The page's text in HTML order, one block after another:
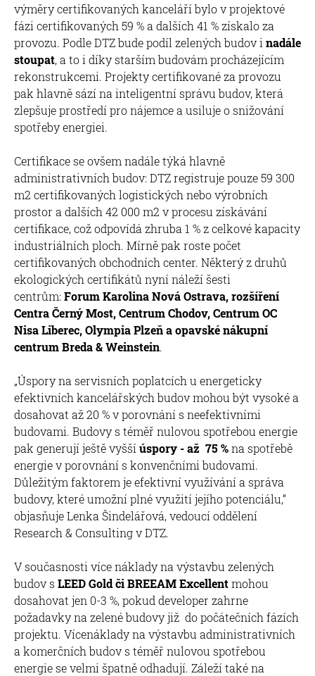
výměry certifikovaných kanceláří bylo v projektové
fázi certifikovaných 59 % a dalších 41 % získalo za
provozu. Podle DTZ bude podíl zelených budov i nadále
stoupat, a to i díky starším budovám procházejícím
rekonstrukcemi. Projekty certifikované za provozu
pak hlavně sází na inteligentní správu budov, která
zlepšuje prostředí pro nájemce a usiluje o snižování
spotřeby energiei.
Certifikace se ovšem nadále týká hlavně
administrativních budov: DTZ registruje pouze 59 300
m2 certifikovaných logistických nebo výrobních
prostor a dalších 42 000 m2 v procesu získávání
certifikace, což odpovídá zhruba 1 % z celkové kapacity
industriálních ploch. Mírně pak roste počet
certifikovaných obchodních center. Některý z druhů
ekologických certifikátů nyní náleží šesti
centrům: Forum Karolina Nová Ostrava, rozšíření
Centra Černý Most, Centrum Chodov, Centrum OC
Nisa Liberec, Olympia Plzeň a opavské nákupní
centrum Breda & Weinstein.
„Úspory na servisních poplatcích u energeticky
efektivních kancelářských budov mohou být vysoké a
dosahovat až 20 % v porovnání s neefektivními
budovami. Budovy s téměř nulovou spotřebou energie
pak generují ještě vyšší úspory - až 75 %na spotřebě
energie v porovnání s konvenčními budovami.
Důležitým faktorem je efektivní využívání a správa
budovy, které umožní plné využití jejího potenciálu,“
objasňuje Lenka Šindelářová, vedoucí oddělení
Research & Consulting v DTZ.
V současnosti více náklady na výstavbu zelených
budov s LEED Gold či BREEAM Excellentmohou
dosahovat jen 0-3 %, pokud developer zahrne
požadavky na zelené budovy již do počátečních fázích
projektu. Vícenáklady na výstavbu administrativních
a komerčních budov s téměř nulovou spotřebou
energie se velmi špatně odhadují. Záleží také na